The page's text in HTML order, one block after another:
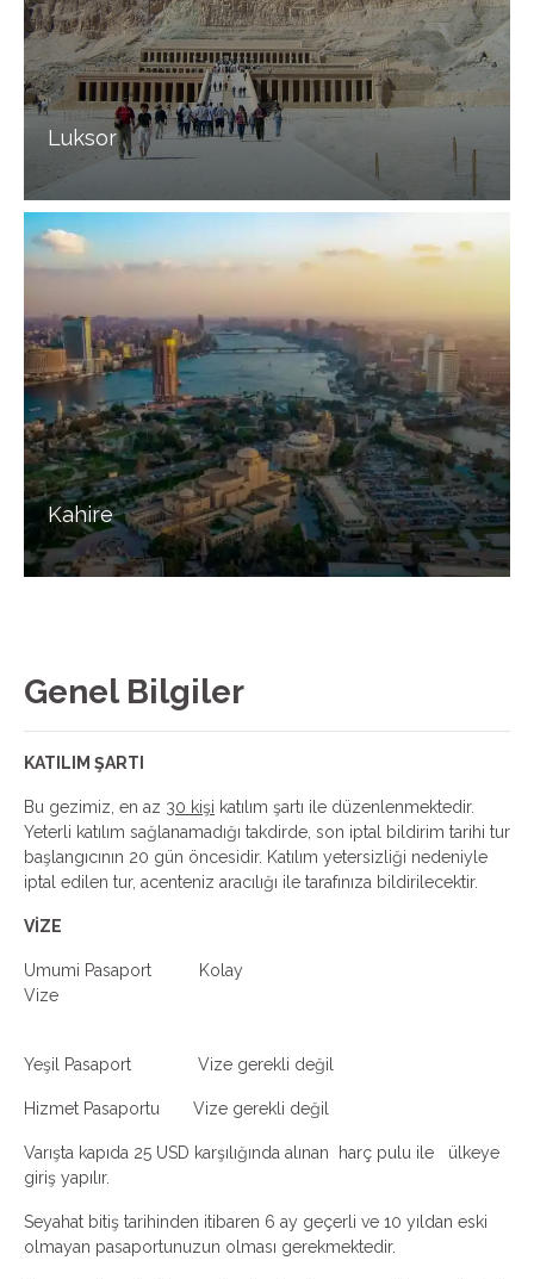
Luksor
Kahire
Genel Bilgiler
KATILIM ŞARTI
Bu gezimiz, en az 30 kişi katılım şartı ile düzenlenmektedir.
Yeterli katılım sağlanamadığı takdirde, son iptal bildirim tarihi tur
başlangıcının 20 gün öncesidir. Katılım yetersizliği nedeniyle
iptal edilen tur, acenteniz aracılığı ile tarafınıza bildirilecektir.
VİZE
Umumi Pasaport Kolay
Vize
Yeşil Pasaport Vize gerekli değil
Hizmet Pasaportu Vize gerekli değil
Varışta kapıda 25 USD karşılığında alınan harç pulu ile ülkeye
giriş yapılır.
Seyahat bitiş tarihinden itibaren 6 ay geçerli ve 10 yıldan eski
olmayan pasaportunuzun olması gerekmektedir.